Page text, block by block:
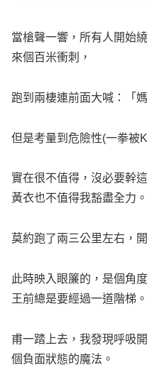
當槍聲一響，所有人開始
來個百米衝刺，
跑到兩棲連前面大喊：「
但是考量到危險性(一拳被
實在很不值得，沒必要幹
黃衣也不值得我豁盡全力。
莫約跑了兩三公里左右，
此時映入眼簾的，是個角
王前總是要經過一道階梯。
甫一踏上去，我發現呼吸
個負面狀態的魔法。